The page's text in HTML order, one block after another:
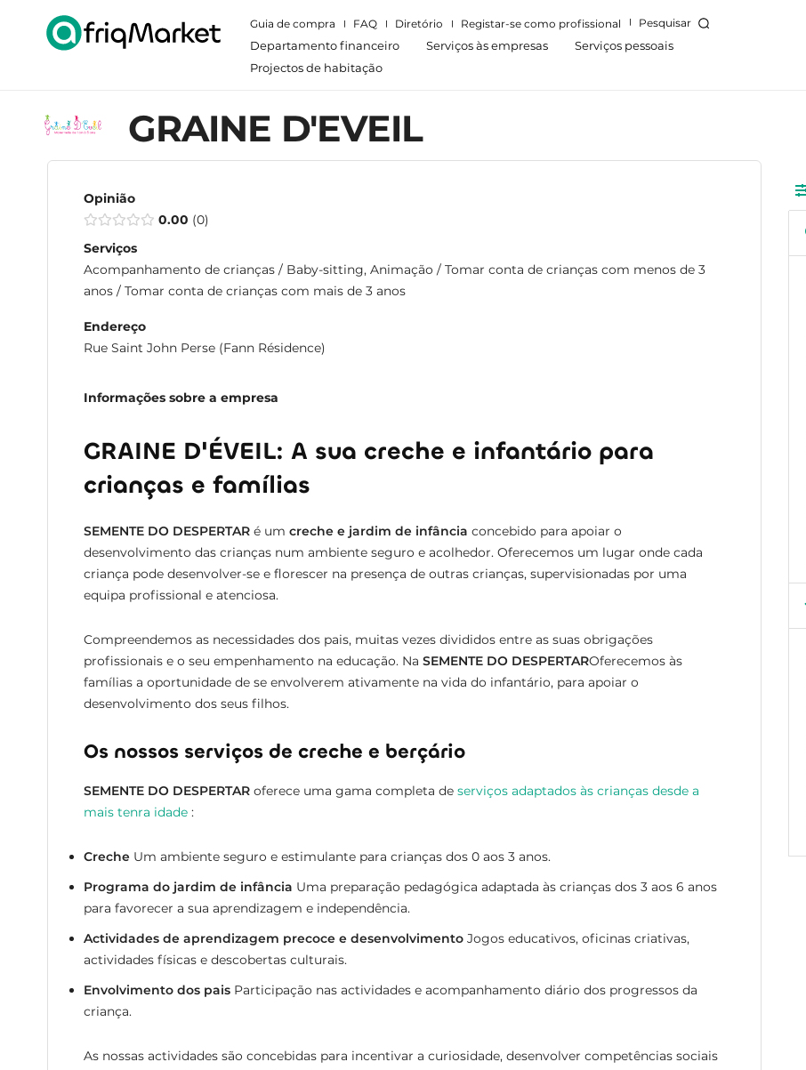
Guia de compra FAQ Diretório Registar-se como profissional Pesquisar
Departamento financeiro
Serviços às empresas
Serviços pessoais
Projectos de habitação
GRAINE D'EVEIL
Opinião
0.00 0
Serviços
Acompanhamento de crianças / Baby-sitting, Animação / Tomar conta de crianças com menos de 3
anos / Tomar conta de crianças com mais de 3 anos
Endereço
Rue Saint John Perse (Fann Résidence)
Informações sobre a empresa
GRAINE D'ÉVEIL: A sua creche e infantário para
crianças e famílias
SEMENTE DO DESPERTARé um creche e jardim de infância concebido para apoiar o
desenvolvimento das crianças num ambiente seguro e acolhedor. Oferecemos um lugar onde cada
criança pode desenvolver-se e florescer na presença de outras crianças, supervisionadas por uma
equipa profissional e atenciosa.
Compreendemos as necessidades dos pais, muitas vezes divididos entre as suas obrigações
profissionais e o seu empenhamento na educação. Na SEMENTE DO DESPERTAROferecemos às
famílias a oportunidade de se envolverem ativamente na vida do infantário, para apoiar o
desenvolvimento dos seus filhos.
Os nossos serviços de creche e berçário
SEMENTE DO DESPERTARoferece uma gama completa de serviços adaptados às crianças desde a
mais tenra idade:
CrecheUm ambiente seguro e estimulante para crianças dos 0 aos 3 anos.
Programa do jardim de infância Uma preparação pedagógica adaptada às crianças dos 3 aos 6 anos
para favorecer a sua aprendizagem e independência.
Actividades de aprendizagem precoce e desenvolvimentoJogos educativos, oficinas criativas,
actividades físicas e descobertas culturais.
Envolvimento dos paisParticipação nas actividades e acompanhamento diário dos progressos da
criança.
As nossas actividades são concebidas para incentivar a curiosidade, desenvolver competências sociais